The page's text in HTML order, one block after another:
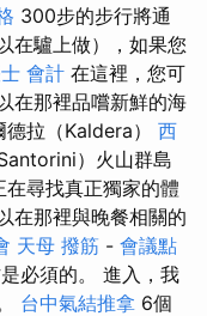
300步的步行將通
在驢上做），如果您
會計 在這裡，您可
在那裡品嚐新鮮的海
拉（Kaldera） 西
）火山群島
在尋找真正獨家的體
在那裡與晚餐相關的
天母 撥筋 - 會議點
必須的。 進入，我
台中氣結推拿 6個